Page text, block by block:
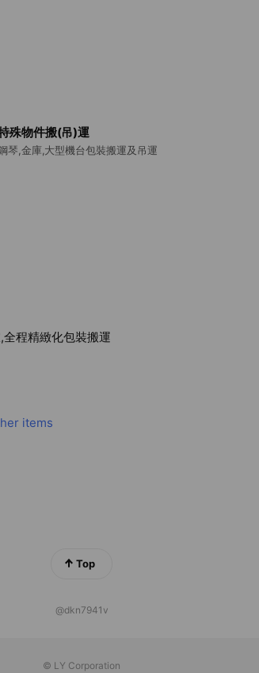
殊物件搬(吊)運
琴,金庫,大型機台包裝搬運及吊運
程精緻化包裝搬運
items
Top
@dkn7941v
© LY Corporation